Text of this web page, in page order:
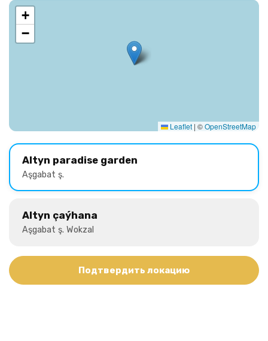
+
−
Leaflet | ©OpenStreetMap
Altyn paradise garden
Aşgabat ş.
Altyn çaýhana
Aşgabat ş. Wokzal
Подтвердить локацию